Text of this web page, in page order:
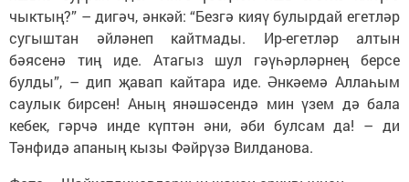
чыктың?” – дигәч, әнкәй: “Безгә кияү булырдай егетләр
сугыштан әйләнеп кайтмады. Ир-егетләр алтын
бәясенә тиң иде. Атагыз шул гәүһәрләрнең берсе
булды”, – дип җавап кайтара иде. Әнкәемә Аллаһым
саулык бирсен! Аның янәшәсендә мин үзем дә бала
кебек, гәрчә инде күптән әни, әби булсам да! – ди
Тәнфидә апаның кызы Фәйрүзә Вилданова.